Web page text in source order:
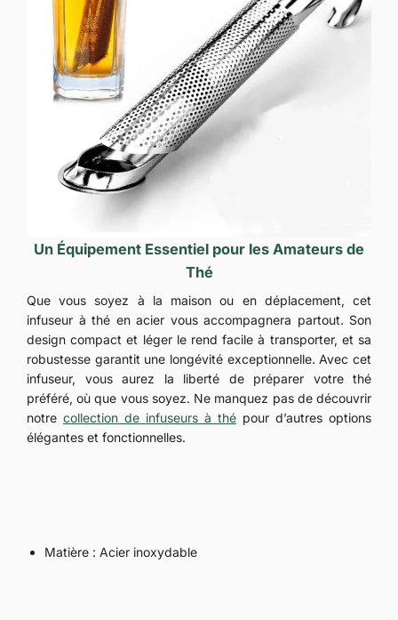
Un Équipement Essentiel pour les Amateurs de
Thé
Que vous soyez à la maison ou en déplacement, cet
infuseur à thé en acier vous accompagnera partout. Son
design compact et léger le rend facile à transporter, et sa
robustesse garantit une longévité exceptionnelle. Avec cet
infuseur, vous aurez la liberté de préparer votre thé
préféré, où que vous soyez. Ne manquez pas de découvrir
notre collection de infuseurs à thé pour d’autres options
élégantes et fonctionnelles.
Matière : Acier inoxydable